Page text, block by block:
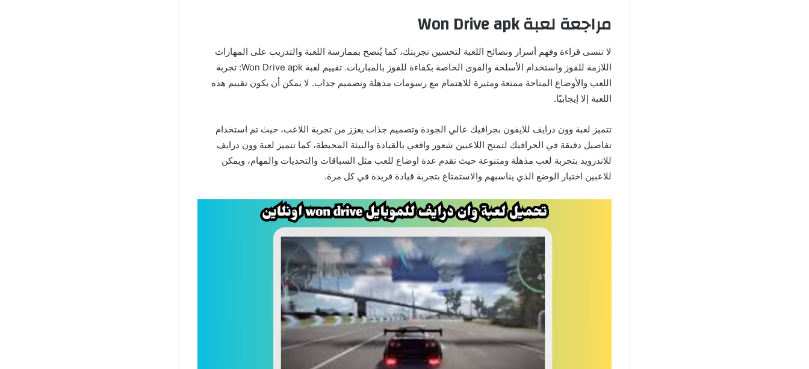
مراجعة لعبة Won Drive apk
لا تنسى قراءة وفهم أسرار ونصائح اللعبة لتحسين تجربتك، كما يُنصح بممارسة اللعبة والتدريب على المهارات
اللازمة للفوز واستخدام الأسلحة والقوى الخاصة بكفاءة للفوز بالمباريات. تقييم لعبة Won Drive apk: تجربة
اللعب والأوضاع المتاحة ممتعة ومثيرة للاهتمام مع رسومات مذهلة وتصميم جذاب. لا يمكن أن يكون تقييم هذه
اللعبة إلا إيجابيًا.
تتميز لعبة وون درايف للايفون بجرافيك عالي الجودة وتصميم جذاب يعزز من تجربة اللاعب، حيث تم استخدام
تفاصيل دقيقة في الجرافيك لتمنح اللاعبين شعور واقعي بالقيادة والبيئة المحيطة، كما تتميز لعبة وون درايف
للاندرويد بتجربة لعب مذهلة ومتنوعة حيث تقدم عدة اوضاع للعب مثل السباقات والتحديات والمهام، ويمكن
للاعبين اختيار الوضع الذي يناسبهم والاستمتاع بتجربة قيادة فريدة في كل مرة.